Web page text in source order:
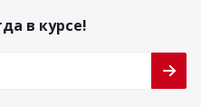
в курсе!